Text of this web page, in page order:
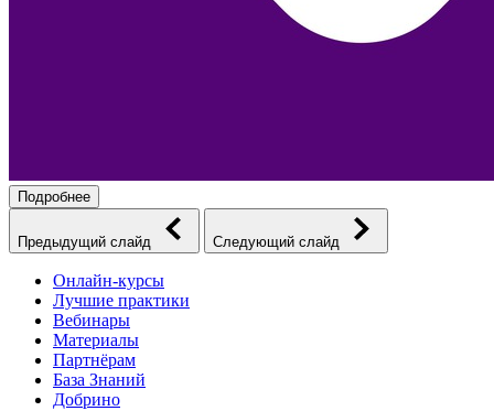
Подробнее
Предыдущий слайд Следующий слайд
Онлайн-курсы
Лучшие практики
Вебинары
Материалы
Партнёрам
База Знаний
Добрино